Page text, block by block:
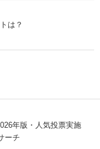
は？
年版・人気投票実施
ーチ